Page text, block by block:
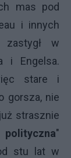
mas pod
i innych
zastygł w
i Engelsa.
stare i
gorsza, nie
strasznie
polityczna"
stu lat w